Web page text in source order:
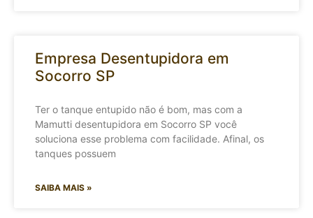
Empresa Desentupidora em
Socorro SP
Ter o tanque entupido não é bom, mas com a
Mamutti desentupidora em Socorro SP você
soluciona esse problema com facilidade. Afinal, os
tanques possuem
SAIBA MAIS »